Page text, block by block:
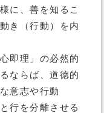
に、善を知るこ
き（行動）を内
即理」の必然的
ならば、道徳的
意志や行動
行を分離させる